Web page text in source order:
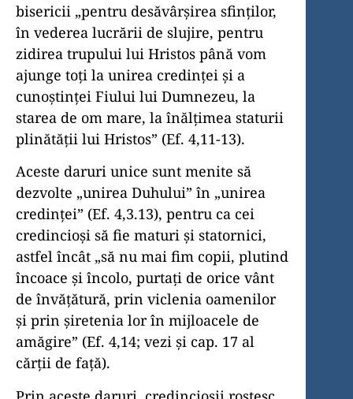
bisericii „pentru desăvârşirea sfinţilor,
în vederea lucrării de slujire, pentru
zidirea trupului lui Hristos până vom
ajunge toţi la unirea credinţei şi a
cunoştinţei Fiului lui Dumnezeu, la
starea de om mare, la înălţimea staturii
plinătăţii lui Hristos” (Ef. 4,11-13).
Aceste daruri unice sunt menite să
dezvolte „unirea Duhului” în „unirea
credinţei” (Ef. 4,3.13), pentru ca cei
credincioşi să fie maturi şi statornici,
astfel încât „să nu mai fim copii, plutind
încoace şi încolo, purtaţi de orice vânt
de învăţătură, prin viclenia oamenilor
şi prin şiretenia lor în mijloacele de
amăgire” (Ef. 4,14; vezi şi cap. 17 al
cărţii de faţă).